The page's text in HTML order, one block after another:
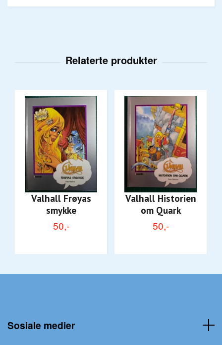
Valhall Frøyas
smykke
50,-
Valhall Historien
om Quark
50,-
Sosiale medier